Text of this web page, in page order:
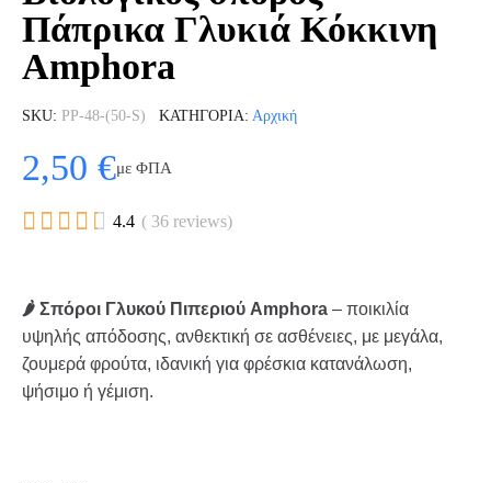
Πάπρικα Γλυκιά Κόκκινη
Amphora
SKU PP-48-(50-S) ΚΑΤΗΓΟΡΊΑ Αρχική
2,50 €με ΦΠΑ
     4.4 ( 36 reviews)
🌶 Σπόροι Γλυκού Πιπεριού Amphora – ποικιλία
υψηλής απόδοσης, ανθεκτική σε ασθένειες, με μεγάλα,
ζουμερά φρούτα, ιδανική για φρέσκια κατανάλωση,
ψήσιμο ή γέμιση.